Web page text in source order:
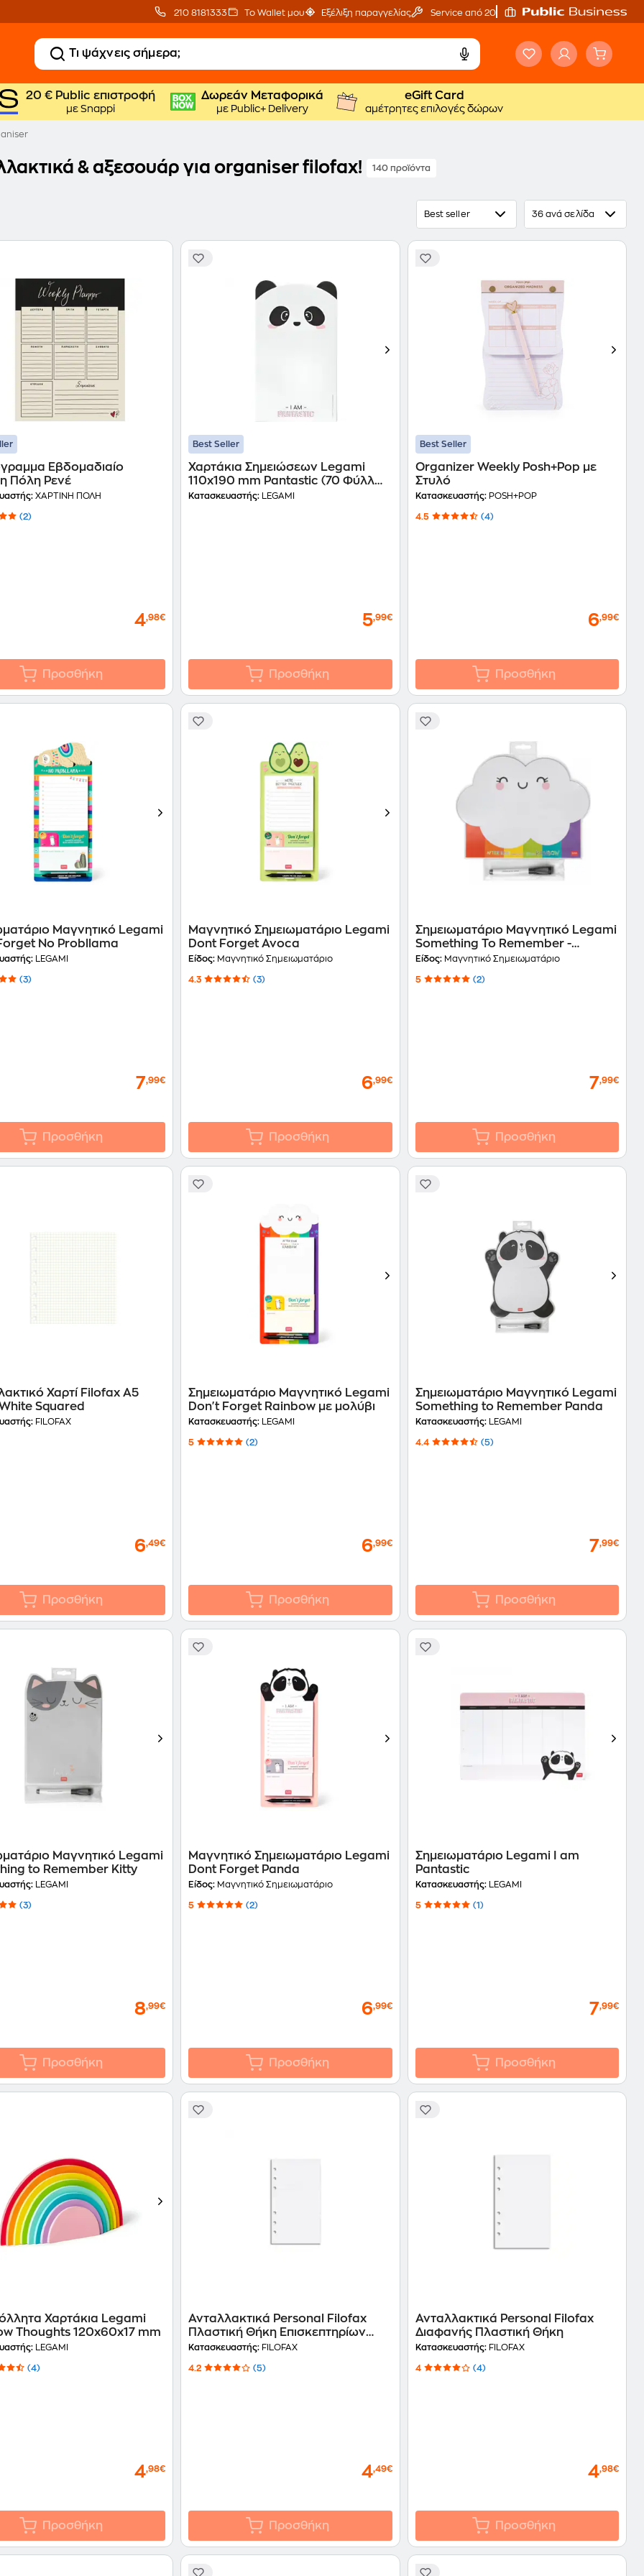
210 8181333 Το Wallet μου Εξέλιξη παραγγελίας Service από 20'
20 € Public επιστροφή
με Snappi
Δωρεάν Μεταφορικά
με Public+ Delivery
eGift Card
αμέτρητες επιλογές δώρων
& αξεσουάρ για organiser filofax! 140 προϊόντα
Best seller 36 ανά σελίδα
Εβδομαδιαίο
Πόλη Ρενέ
ΧΑΡΤΙΝΗ ΠΟΛΗ
(2)
4,98€
Προσθήκη
Best Seller
Χαρτάκια Σημειώσεων Legami
110x190 mm Pantastic (70 Φύλλων
- 1 Τεμάχιο)
Κατασκευαστής: LEGAMI
5,99€
Προσθήκη
Best Seller
Organizer Weekly Posh+Pop με
Στυλό
Κατασκευαστής:POSH+POP
4.5 (4)
6,99€
Προσθήκη
Μαγνητικό Legami
No Probllama
LEGAMI
(3)
7,99€
Προσθήκη
Μαγνητικό Σημειωματάριο Legami
Dont Forget Avoca
Είδος: Μαγνητικό Σημειωματάριο
4.3 (3)
6,99€
Προσθήκη
Σημειωματάριο Μαγνητικό Legami
Something To Remember -
Rainbow
Είδος:Μαγνητικό Σημειωματάριο
5 (2)
7,99€
Προσθήκη
Χαρτί Filofax Α5
Squared
FILOFAX
6,49€
Προσθήκη
Σημειωματάριο Μαγνητικό Legami
Don't Forget Rainbow με μολύβι
Κατασκευαστής: LEGAMI
5 (2)
6,99€
Προσθήκη
Σημειωματάριο Μαγνητικό Legami
Something to Remember Panda
Κατασκευαστής:LEGAMI
4.4 (5)
7,99€
Προσθήκη
Μαγνητικό Legami
to Remember Kitty
LEGAMI
(3)
8,99€
Προσθήκη
Μαγνητικό Σημειωματάριο Legami
Dont Forget Panda
Είδος: Μαγνητικό Σημειωματάριο
5 (2)
6,99€
Προσθήκη
Σημειωματάριο Legami I am
Pantastic
Κατασκευαστής:LEGAMI
5 (1)
7,99€
Προσθήκη
Χαρτάκια Legami
Thoughts 120x60x17 mm
LEGAMI
(4)
4,98€
Προσθήκη
Ανταλλακτικά Personal Filofax
Πλαστική Θήκη Επισκεπτηρίων
Καρτών
Κατασκευαστής: FILOFAX
4.2 (5)
4,49€
Προσθήκη
Ανταλλακτικά Personal Filofax
Διαφανής Πλαστική Θήκη
Κατασκευαστής:FILOFAX
4 (4)
4,98€
Προσθήκη